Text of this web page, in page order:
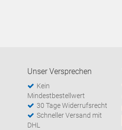
Unser Versprechen
Kein
Mindestbestellwert
30 Tage Widerrufsrecht
Schneller Versand mit
DHL